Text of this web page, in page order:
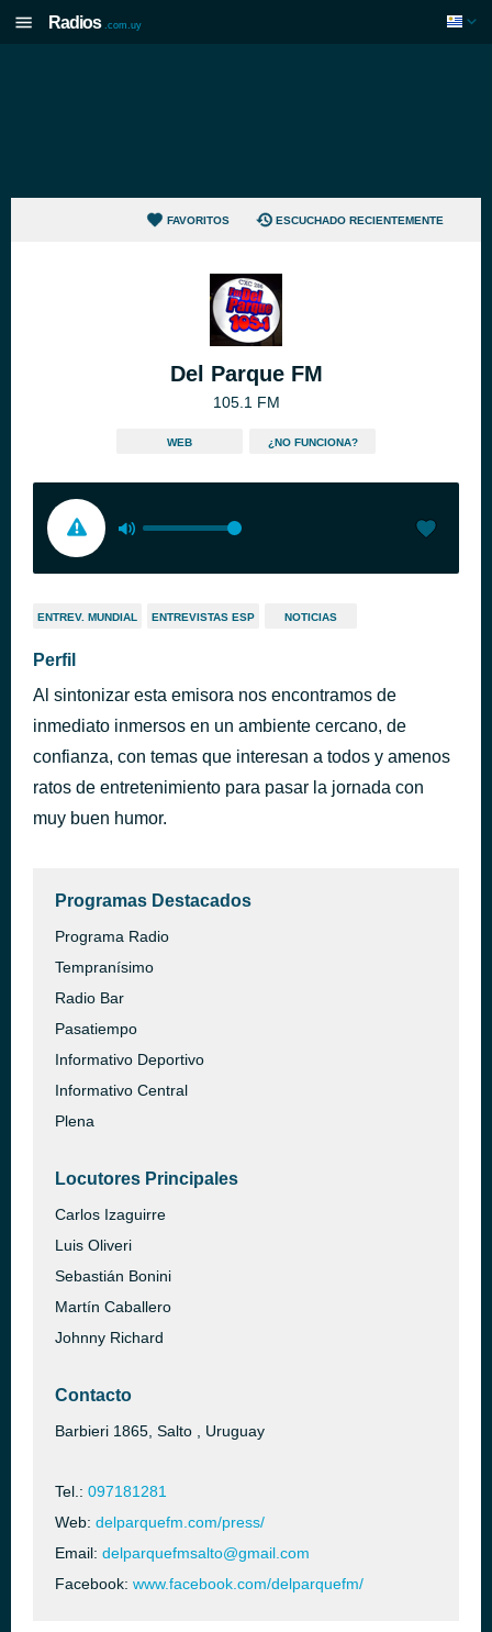
Radios .com.uy
FAVORITOS ESCUCHADO RECIENTEMENTE
Del Parque FM
105.1 FM
WEB ¿NO FUNCIONA?
ENTREV. MUNDIAL ENTREVISTAS ESP NOTICIAS
Perfil
Al sintonizar esta emisora nos encontramos de
inmediato inmersos en un ambiente cercano, de
confianza, con temas que interesan a todos y amenos
ratos de entretenimiento para pasar la jornada con
muy buen humor.
Programas Destacados
Programa Radio
Tempranísimo
Radio Bar
Pasatiempo
Informativo Deportivo
Informativo Central
Plena
Locutores Principales
Carlos Izaguirre
Luis Oliveri
Sebastián Bonini
Martín Caballero
Johnny Richard
Contacto
Barbieri 1865, Salto , Uruguay
Tel.: 097181281
Web: delparquefm.com/press/
Email: delparquefmsalto@gmail.com
Facebook: www.facebook.com/delparquefm/